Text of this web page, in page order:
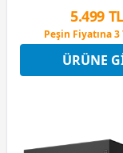
5.499 TL
Peşin Fiyatına 3
12 Ay x 647 TL
Peşin Fiyatına 3
ÜRÜNE